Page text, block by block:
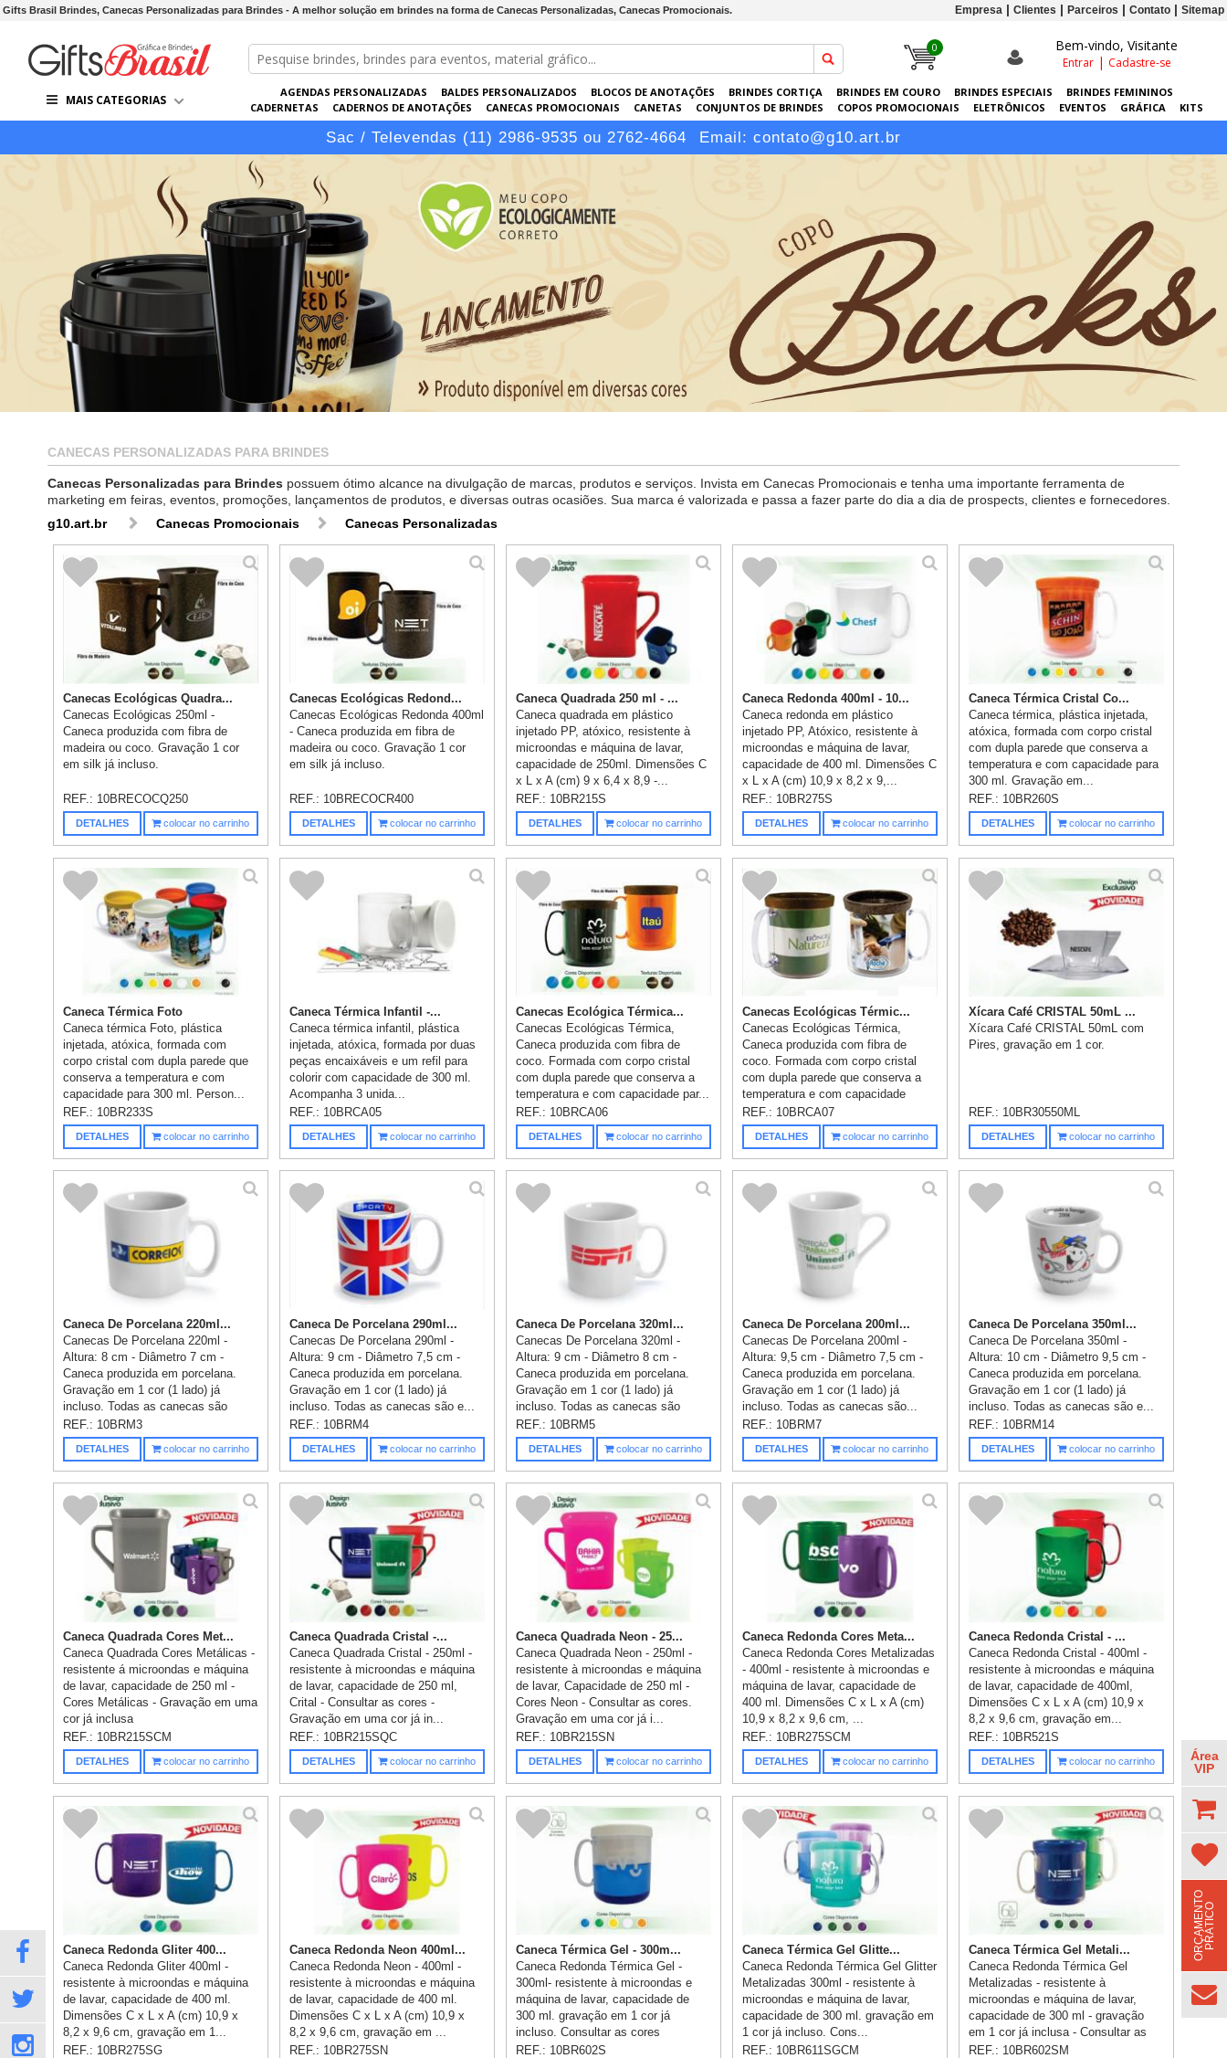
Gifts Brasil Brindes, Canecas Personalizadas para Brindes - A melhor solução em brindes na forma de Canecas Personalizadas, Canecas Promocionais. Empresa Clientes Parceiros Contato Sitemap
0 Bem-vindo, Visitante
Entrar| Cadastre-se
MAIS CATEGORIAS
AGENDAS PERSONALIZADAS BALDES PERSONALIZADOS BLOCOS DE ANOTAÇÕES BRINDES CORTIÇA BRINDES EM COURO BRINDES ESPECIAIS
BRINDES FEMININOS
CADERNETAS
CADERNOS DE ANOTAÇÕES CANECAS PROMOCIONAIS CANETAS CONJUNTOS DE BRINDES COPOS PROMOCIONAIS ELETRÔNICOS EVENTOS GRÁFICA
KITS
LÁPIS
LINHA VIP PASTAS KRAFT PASTAS PERSONALIZADAS PEN DRIVES PORTA-CARTÕES PORTA-RETRATOS PERSONALIZADOS SACOLAS PERSONALIZADAS SQUEEZES
Sac / Televendas (11) 2986-9535 ou 2762-4664 Email: contato@g10.art.br
CANECAS PERSONALIZADAS PARA BRINDES
Canecas Personalizadas para Brindes possuem ótimo alcance na divulgação de marcas, produtos e serviços. Invista em Canecas Promocionais e tenha uma importante ferramenta de
marketing em feiras, eventos, promoções, lançamentos de produtos, e diversas outras ocasiões. Sua marca é valorizada e passa a fazer parte do dia a dia de prospects, clientes e fornecedores.
g10.art.br
Canecas Promocionais Canecas Personalizadas
Canecas Ecológicas Quadra...
Canecas Ecológicas 250ml -
Caneca produzida com fibra de
madeira ou coco. Gravação 1 cor
em silk já incluso.
REF.: 10BRECOCQ250
DETALHES colocar no carrinho
Canecas Ecológicas Redond...
Canecas Ecológicas Redonda 400ml
- Caneca produzida em fibra de
madeira ou coco. Gravação 1 cor
em silk já incluso.
REF.: 10BRECOCR400
DETALHES colocar no carrinho
Caneca Quadrada 250 ml - ...
Caneca quadrada em plástico
injetado PP, atóxico, resistente à
microondas e máquina de lavar,
capacidade de 250ml. Dimensões C
x L x A (cm) 9 x 6,4 x 8,9 -...
REF.: 10BR215S
DETALHES colocar no carrinho
Caneca Redonda 400ml - 10...
Caneca redonda em plástico
injetado PP, Atóxico, resistente à
microondas e máquina de lavar,
capacidade de 400 ml. Dimensões C
x L x A (cm) 10,9 x 8,2 x 9,...
REF.: 10BR275S
DETALHES colocar no carrinho
Caneca Térmica Cristal Co...
Caneca térmica, plástica injetada,
atóxica, formada com corpo cristal
com dupla parede que conserva a
temperatura e com capacidade para
300 ml. Gravação em...
REF.: 10BR260S
DETALHES colocar no carrinho
Caneca Térmica Foto
Caneca térmica Foto, plástica
injetada, atóxica, formada com
corpo cristal com dupla parede que
conserva a temperatura e com
capacidade para 300 ml. Person...
REF.: 10BR233S
DETALHES colocar no carrinho
Caneca Térmica Infantil -...
Caneca térmica infantil, plástica
injetada, atóxica, formada por duas
peças encaixáveis e um refil para
colorir com capacidade de 300 ml.
Acompanha 3 unida...
REF.: 10BRCA05
DETALHES colocar no carrinho
Canecas Ecológica Térmica...
Canecas Ecológicas Térmica,
Caneca produzida com fibra de
coco. Formada com corpo cristal
com dupla parede que conserva a
temperatura e com capacidade par...
REF.: 10BRCA06
DETALHES colocar no carrinho
Canecas Ecológicas Térmic...
Canecas Ecológicas Térmica,
Caneca produzida com fibra de
coco. Formada com corpo cristal
com dupla parede que conserva a
temperatura e com capacidade
para...
REF.: 10BRCA07
DETALHES colocar no carrinho
Xícara Café CRISTAL 50mL ...
Xícara Café CRISTAL 50mL com
Pires, gravação em 1 cor.
REF.: 10BR30550ML
DETALHES colocar no carrinho
Caneca De Porcelana 220ml...
Canecas De Porcelana 220ml -
Altura: 8 cm - Diâmetro 7 cm -
Caneca produzida em porcelana.
Gravação em 1 cor (1 lado) já
incluso. Todas as canecas são
emb...
REF.: 10BRM3
DETALHES colocar no carrinho
Caneca De Porcelana 290ml...
Canecas De Porcelana 290ml -
Altura: 9 cm - Diâmetro 7,5 cm -
Caneca produzida em porcelana.
Gravação em 1 cor (1 lado) já
incluso. Todas as canecas são e...
REF.: 10BRM4
DETALHES colocar no carrinho
Caneca De Porcelana 320ml...
Canecas De Porcelana 320ml -
Altura: 9 cm - Diâmetro 8 cm -
Caneca produzida em porcelana.
Gravação em 1 cor (1 lado) já
incluso. Todas as canecas são
emb...
REF.: 10BRM5
DETALHES colocar no carrinho
Caneca De Porcelana 200ml...
Canecas De Porcelana 200ml -
Altura: 9,5 cm - Diâmetro 7,5 cm -
Caneca produzida em porcelana.
Gravação em 1 cor (1 lado) já
incluso. Todas as canecas são...
REF.: 10BRM7
DETALHES colocar no carrinho
Caneca De Porcelana 350ml...
Caneca De Porcelana 350ml -
Altura: 10 cm - Diâmetro 9,5 cm -
Caneca produzida em porcelana.
Gravação em 1 cor (1 lado) já
incluso. Todas as canecas são e...
REF.: 10BRM14
DETALHES colocar no carrinho
Caneca Quadrada Cores Met...
Caneca Quadrada Cores Metálicas -
resistente á microondas e máquina
de lavar, capacidade de 250 ml -
Cores Metálicas - Gravação em uma
cor já inclusa
REF.: 10BR215SCM
DETALHES colocar no carrinho
Caneca Quadrada Cristal -...
Caneca Quadrada Cristal - 250ml -
resistente à microondas e máquina
de lavar, capacidade de 250 ml,
Crital - Consultar as cores -
Gravação em uma cor já in...
REF.: 10BR215SQC
DETALHES colocar no carrinho
Caneca Quadrada Neon - 25...
Caneca Quadrada Neon - 250ml -
resistente à microondas e máquina
de lavar, Capacidade de 250 ml -
Cores Neon - Consultar as cores.
Gravação em uma cor já i...
REF.: 10BR215SN
DETALHES colocar no carrinho
Caneca Redonda Cores Meta...
Caneca Redonda Cores Metalizadas
- 400ml - resistente à microondas e
máquina de lavar, capacidade de
400 ml. Dimensões C x L x A (cm)
10,9 x 8,2 x 9,6 cm, ...
REF.: 10BR275SCM
DETALHES colocar no carrinho
Caneca Redonda Cristal - ...
Caneca Redonda Cristal - 400ml -
resistente à microondas e máquina
de lavar, capacidade de 400ml,
Dimensões C x L x A (cm) 10,9 x
8,2 x 9,6 cm, gravação em...
REF.: 10BR521S
DETALHES colocar no carrinho
Caneca Redonda Gliter 400...
Caneca Redonda Gliter 400ml -
resistente à microondas e máquina
de lavar, capacidade de 400 ml.
Dimensões C x L x A (cm) 10,9 x
8,2 x 9,6 cm, gravação em 1...
REF.: 10BR275SG
Caneca Redonda Neon 400ml...
Caneca Redonda Neon - 400ml -
resistente à microondas e máquina
de lavar, capacidade de 400 ml.
Dimensões C x L x A (cm) 10,9 x
8,2 x 9,6 cm, gravação em ...
REF.: 10BR275SN
Caneca Térmica Gel - 300m...
Caneca Redonda Térmica Gel -
300ml- resistente à microondas e
máquina de lavar, capacidade de
300 ml. gravação em 1 cor já
incluso. Consultar as cores
REF.: 10BR602S
Caneca Térmica Gel Glitte...
Caneca Redonda Térmica Gel Glitter
Metalizadas 300ml - resistente à
microondas e máquina de lavar,
capacidade de 300 ml. gravação em
1 cor já incluso. Cons...
REF.: 10BR611SGCM
Caneca Térmica Gel Metali...
Caneca Redonda Térmica Gel
Metalizadas - resistente à
microondas e máquina de lavar,
capacidade de 300 ml - gravação
em 1 cor já inclusa - Consultar as
cor...
REF.: 10BR602SM
Área
VIP
O
R
Ç
A
M
E
N
T
O
P
R
Á
T
I
CO